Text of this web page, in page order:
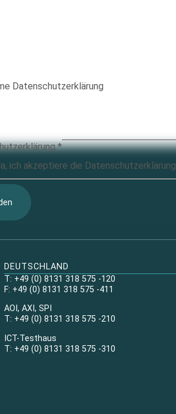
Datenschutzerklärung
*
ich akzeptiere die Datenschutz­erklärung
DEUTSCHLAND
T: +49 (0) 8131 318 575 -120
F: +49 (0) 8131 318 575 -411
AOI, AXI, SPI
T: +49 (0) 8131 318 575 -210
ICT-Testhaus
T: +49 (0) 8131 318 575 -310